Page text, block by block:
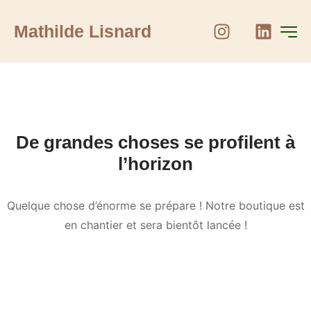
Mathilde Lisnard
De grandes choses se profilent à
l’horizon
Quelque chose d’énorme se prépare ! Notre boutique est
en chantier et sera bientôt lancée !